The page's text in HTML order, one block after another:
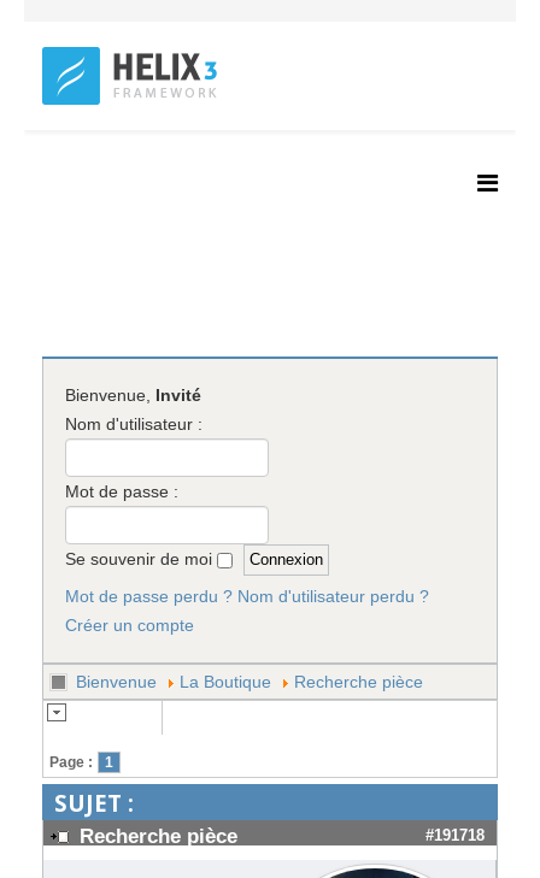
Bienvenue, Invité
Nom d'utilisateur :
Mot de passe :
Se souvenir de moi
Mot de passe perdu ? Nom d'utilisateur perdu ?
Créer un compte
Bienvenue La Boutique Recherche pièce
Page : 1
SUJET :
Recherche pièce #191718